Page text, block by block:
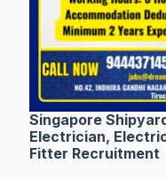
Singapore
Electrician,
Fitter Recruitment